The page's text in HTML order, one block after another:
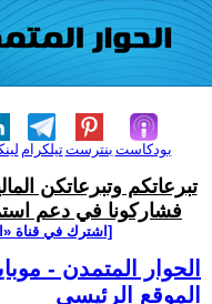
تيلكرامبنترست بودكاست
تبرعاتكم وتبرعاتكن
فشاركونا في دعم
[اشترك في قناة
الحوار المتمدن -
الموقع الرئيسي